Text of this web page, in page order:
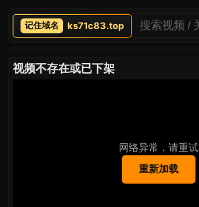
ks71c83.top
视频不存在或已下架
网络异常，请重试
重新加载